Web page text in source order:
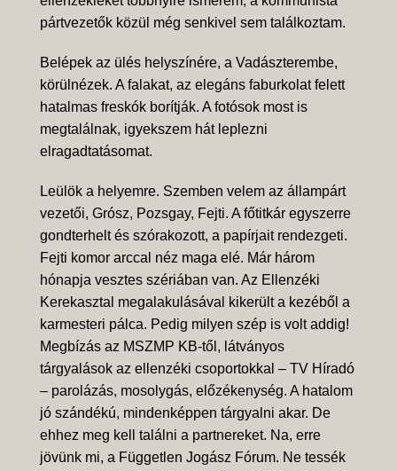
pártvezetők közül még senkivel sem találkoztam.
Belépek az ülés helyszínére, a Vadászterembe,
körülnézek. A falakat, az elegáns faburkolat felett
hatalmas freskók borítják. A fotósok most is
megtalálnak, igyekszem hát leplezni
elragadtatásomat.
Leülök a helyemre. Szemben velem az állampárt
vezetői, Grósz, Pozsgay, Fejti. A főtitkár egyszerre
gondterhelt és szórakozott, a papírjait rendezgeti.
Fejti komor arccal néz maga elé. Már három
hónapja vesztes szériában van. Az Ellenzéki
Kerekasztal megalakulásával kikerült a kezéből a
karmesteri pálca. Pedig milyen szép is volt addig!
Megbízás az MSZMP KB-től, látványos
tárgyalások az ellenzéki csoportokkal – TV Híradó
– parolázás, mosolygás, előzékenység. A hatalom
jó szándékú, mindenképpen tárgyalni akar. De
ehhez meg kell találni a partnereket. Na, erre
jövünk mi, a Független Jogász Fórum. Ne tessék